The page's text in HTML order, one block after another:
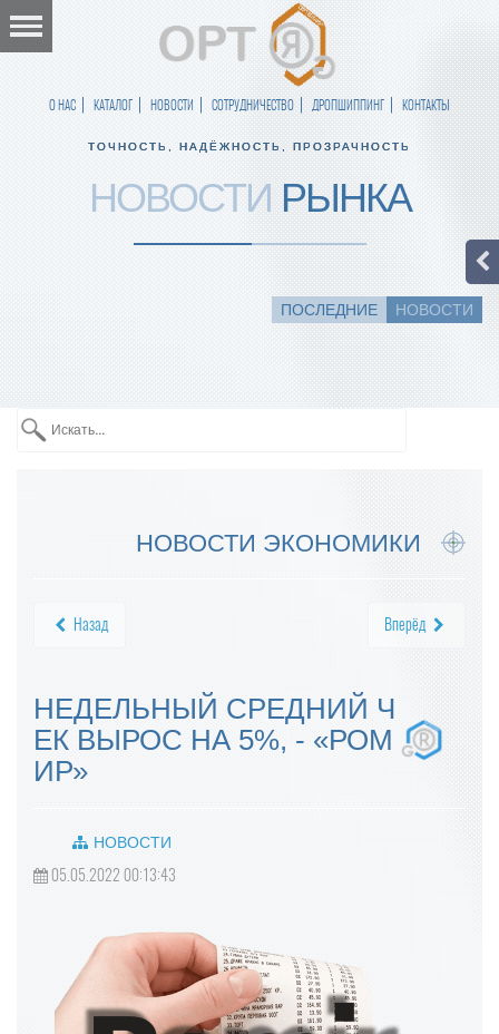
О НАС КАТАЛОГ НОВОСТИ СОТРУДНИЧЕСТВО ДРОПШИППИНГ КОНТАКТЫ
ТОЧНОСТЬ, НАДЁЖНОСТЬ, ПРОЗРАЧНОСТЬ
НОВОСТИ РЫНКА
ПОСЛЕДНИЕ НОВОСТИ
НОВОСТИ ЭКОНОМИКИ
Назад Вперёд
НЕДЕЛЬНЫЙ СРЕДНИЙ Ч
ЕК ВЫРОС НА 5%, - «РОМ
ИР»
НОВОСТИ
05.05.2022 00:13:43